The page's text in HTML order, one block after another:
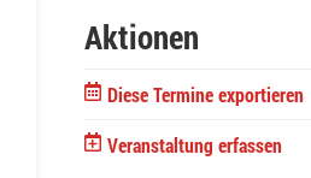
Aktionen
Diese Termine exportieren
Veranstaltung erfassen